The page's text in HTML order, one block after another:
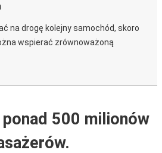
na drogę kolejny samochód, skoro
wspierać zrównoważoną
ponad 500 milionów